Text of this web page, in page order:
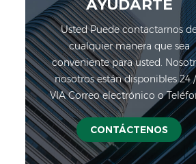
AYUDARTE
Usted Puede contactarnos
cualquier manera que sea
conveniente para usted.
nosotros están disponibles 24
VIA Correo electrónico o
CONTÁCTENOS